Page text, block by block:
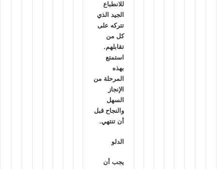
للانطباع
الجيد الذي
تتركه على
كل من
تقابلهم.
استمتع
بهذه
المرحلة من
الإنجاز
السهل
والنجاح قبل
أن تنتهي.
الدلو
يجب أن